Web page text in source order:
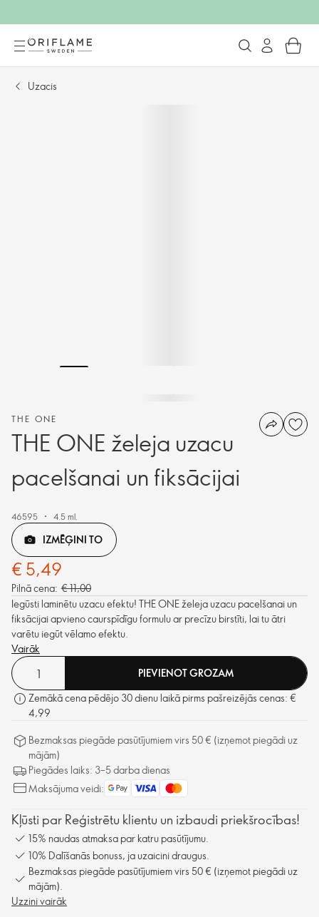
Uzacis
THE ONE
THE ONE želeja uzacu
pacelšanai un fiksācijai
46595 4.5 ml.
IZMĒĢINI TO
€ 5,49
Pilnā cena: € 11,00
Iegūsti laminētu uzacu efektu! THE ONE želeja uzacu pacelšanai un
fiksācijai apvieno caurspīdīgu formulu ar precīzu birstīti, lai tu ātri
varētu iegūt vēlamo efektu.
Vairāk
PIEVIENOT GROZAM
Zemākā cena pēdējo 30 dienu laikā pirms pašreizējās cenas: €
4,99
Bezmaksas piegāde pasūtījumiem virs 50 € (izņemot piegādi uz
mājām)
Piegādes laiks: 3–5 darba dienas
Maksājuma veidi:
Kļūsti par Reģistrētu klientu un izbaudi priekšrocības!
15% naudas atmaksa par katru pasūtījumu.
10% Dalīšanās bonuss, ja uzaicini draugus.
Bezmaksas piegāde pasūtījumiem virs 50 € (izņemot piegādi uz
mājām).
Uzzini vairāk